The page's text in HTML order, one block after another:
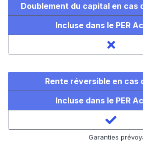
Doublement du capital en cas
Incluse dans le PER
Rente réversible en cas
Incluse dans le PER
Garanties